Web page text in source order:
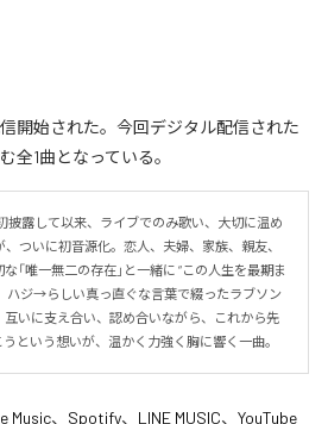
開始された。今回デジタル配信された
全1曲となっている。
披露して以来、ライブでのみ歌い、大切に温め
、ついに初音源化。恋人、夫婦、家族、親友、
な「唯一無二の存在」と一緒に “この人生を最期ま
ハジ→らしい真っ直ぐな言葉で綴ったラブソン
いに支え合い、認め合いながら、これから先
という想いが、温かく力強く胸に響く一曲。
Music、 Spotify、 LINE MUSIC、 YouTube